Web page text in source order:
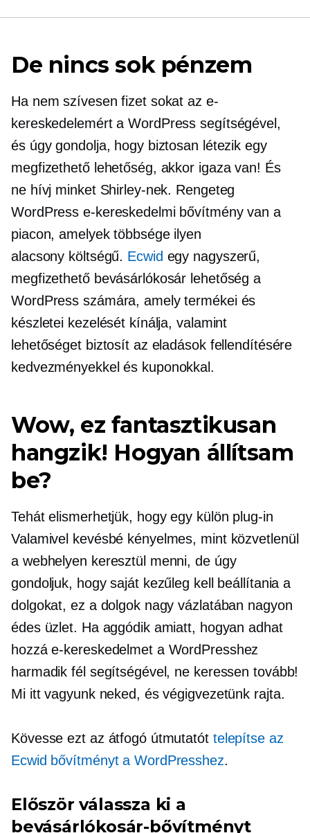
De nincs sok pénzem
Ha nem szívesen fizet sokat az e-
kereskedelemért a WordPress segítségével,
és úgy gondolja, hogy biztosan létezik egy
megfizethető lehetőség, akkor igaza van! És
ne hívj minket Shirley-nek. Rengeteg
WordPress e-kereskedelmi bővítmény van a
piacon, amelyek többsége ilyen
alacsony költségű. Ecwid egy nagyszerű,
megfizethető bevásárlókosár lehetőség a
WordPress számára, amely termékei és
készletei kezelését kínálja, valamint
lehetőséget biztosít az eladások fellendítésére
kedvezményekkel és kuponokkal.
Wow, ez fantasztikusan
hangzik! Hogyan állítsam
be?
Tehát elismerhetjük, hogy egy külön plug-in
Valamivel kevésbé kényelmes, mint közvetlenül
a webhelyen keresztül menni, de úgy
gondoljuk, hogy saját kezűleg kell beállítania a
dolgokat, ez a dolgok nagy vázlatában nagyon
édes üzlet. Ha aggódik amiatt, hogyan adhat
hozzá e-kereskedelmet a WordPresshez
harmadik fél segítségével, ne keressen tovább!
Mi itt vagyunk neked, és végigvezetünk rajta.
Kövesse ezt az átfogó útmutatót telepítse az
Ecwid bővítményt a WordPresshez.
Először válassza ki a
bevásárlókosár-bővítményt